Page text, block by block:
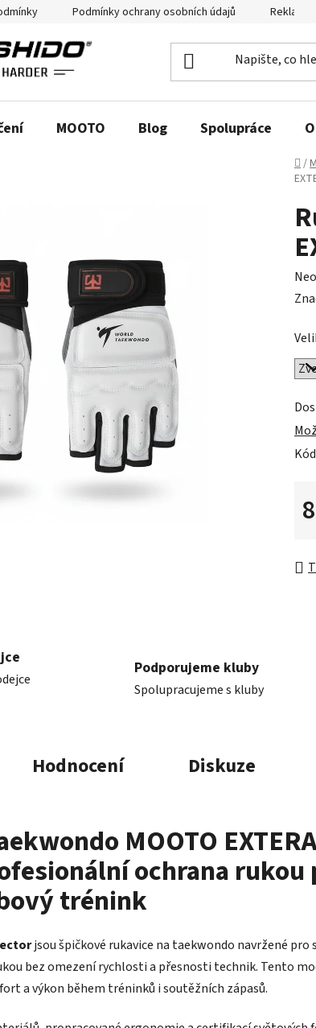
Podmínky ochrany osobních údajů
MOOTO Blog Spolupráce
/
je
0,0
z
5
Podporujeme kluby
Spolupracujeme s kluby
Hodnocení Diskuze
MOOTO
ochrana rukou
trénink
jsou špičkové rukavice na taekwondo navržené
bez omezení rychlosti a přesnosti technik. Tento
a výkon během tréninků i soutěžních zápasů.